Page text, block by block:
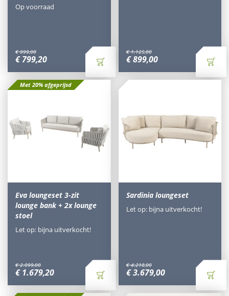
€ 999,00
€ 799,20
Op voorraad
€ 1.125,00
€ 899,00
Met 20% afgeprijsd
Eva loungeset 3-zit
lounge bank + 2x lounge
stoel
€ 2.099,00
€ 1.679,20
Let op: bijna uitverkocht!
Sardinia loungeset
€ 4.218,00
€ 3.679,00
Let op: bijna uitverkocht!